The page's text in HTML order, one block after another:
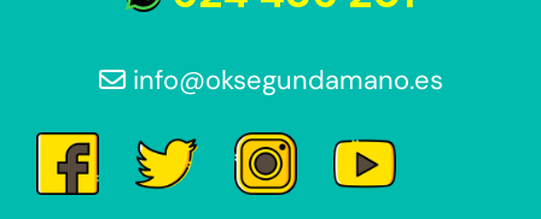
info@oksegundamano.es